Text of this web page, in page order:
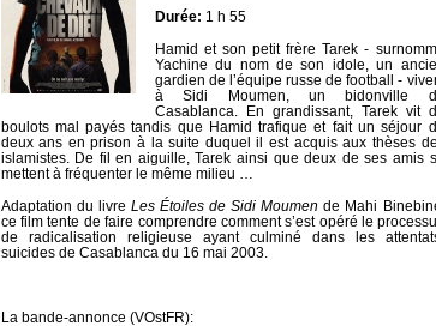
Durée: 1 h 55
Hamid et son petit frère Tarek -
Yachine du nom de son idole, un
gardien de l’équipe russe de football -
à Sidi Moumen, un bidonville
Casablanca. En grandissant, Tarek vit
boulots mal payés tandis que Hamid trafique et fait un séjour
deux ans en prison à la suite duquel il est acquis aux thèses
islamistes. De fil en aiguille, Tarek ainsi que deux de ses amis
mettent à fréquenter le même milieu …
Adaptation du livre Les Étoiles de Sidi Moumen de Mahi
ce film tente de faire comprendre comment s’est opéré le
de radicalisation religieuse ayant culminé dans les
suicides de Casablanca du 16 mai 2003.
La bande-annonce (VOstFR):